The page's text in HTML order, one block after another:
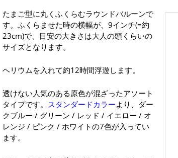
たまご型に丸くふくらむラウンドバルーンで
す。ふくらませた時の横幅が、9インチ(=約
23cm)で、目安の大きさは大人の頭くらいの
サイズとなります。
ヘリウムを入れて約12時間浮遊します。
透けない人気のある原色が混ざったアソート
タイプです。 スタンダードカラーより、ダー
クブルー / グリーン / レッド / イエロー / オ
レンジ / ピンク / ホワイトの7色が入ってい
ます。